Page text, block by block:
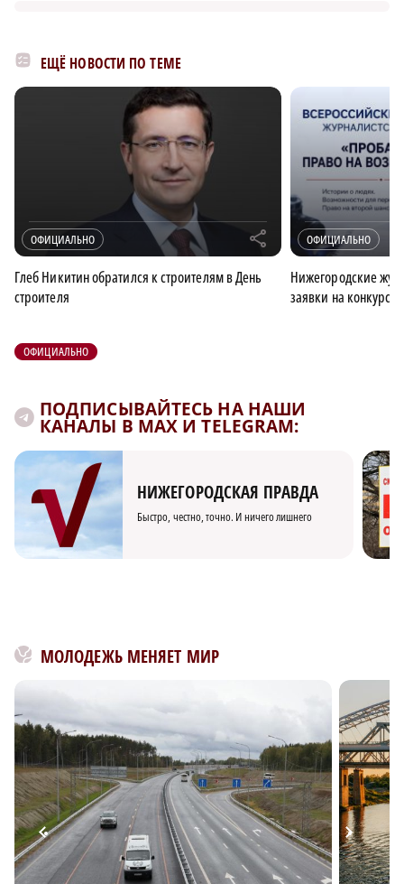
ЕЩЁ НОВОСТИ ПО ТЕМЕ
ОФИЦИАЛЬНО r
Глеб Никитин обратился к строителям в День
строителя
ОФИЦИАЛЬНО
Нижегородские
заявки на конкурс
ОФИЦИАЛЬНО
ПОДПИСЫВАЙТЕСЬ НА НАШИ
КАНАЛЫ В MAX И TELEGRAM:
НИЖЕГОРОДСКАЯ ПРАВДА
Быстро, честно, точно. И ничего лишнего
МОЛОДЕЖЬ МЕНЯЕТ МИР